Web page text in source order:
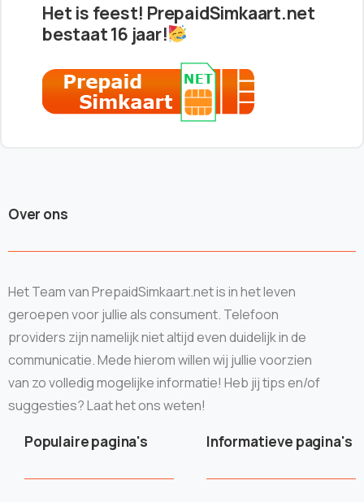
Het is feest! PrepaidSimkaart.net
bestaat 16 jaar!
Over ons
Het Team van PrepaidSimkaart.net is in het leven
geroepen voor jullie als consument. Telefoon
providers zijn namelijk niet altijd even duidelijk in de
communicatie. Mede hierom willen wij jullie voorzien
van zo volledig mogelijke informatie! Heb jij tips en/of
suggesties? Laat het ons weten!
Populaire pagina's Informatieve pagina's